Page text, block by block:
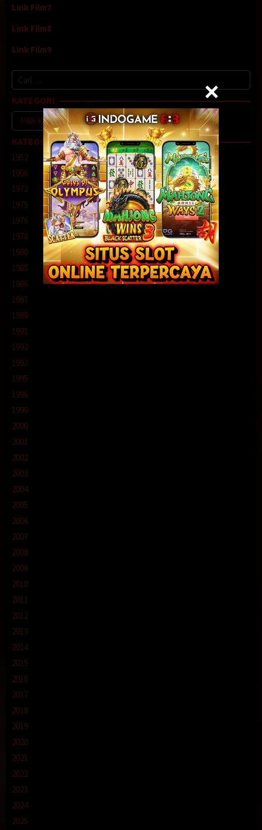
Link Film7
Link Film8
Link Film9
Cari
untuk:
KATEGORI
Kategori
KATEGORI
1952
1966
1972
1975
1976
1978
1980
1985
1986
1987
1989
1991
1992
1993
1995
1996
1999
2000
2001
2002
2003
2004
2005
2006
2007
2008
2009
2010
2011
2012
2013
2014
2015
2016
2017
2018
2019
2020
2021
2022
2023
2024
2025